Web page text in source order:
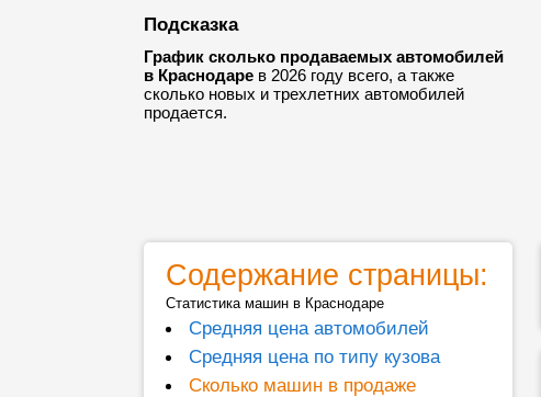
Подсказка
График сколько продаваемых автомобилей
в Краснодаре в 2026 году всего, а также
сколько новых и трехлетних автомобилей
продается.
Содержание страницы:
Статистика машин в Краснодаре
Средняя цена автомобилей
Средняя цена по типу кузова
Сколько машин в продаже